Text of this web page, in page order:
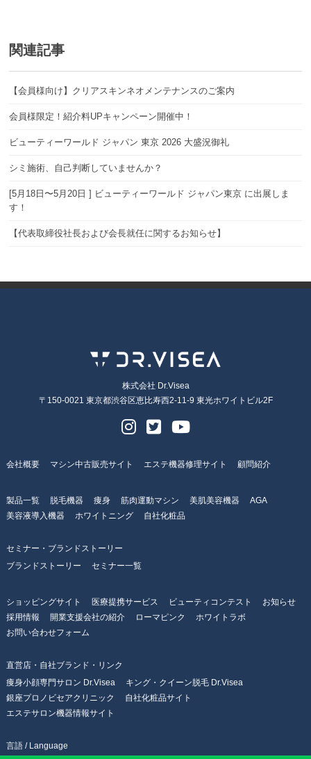
関連記事
【会員様向け】クリアスキンネオメンテナンスのご案内
会員様限定！紹介料UPキャンペーン開催中！
ビューティーワールド ジャパン 東京 2026 大盛況御礼
シミ施術、自己判断していませんか？
[5月18日〜5月20日 ] ビューティーワールド ジャパン東京 に出展しま
す！
【代表取締役社長および会長就任に関するお知らせ】
株式会社 Dr.Visea
〒150-0021 東京都渋谷区恵比寿西2-11-9 東光ホワイトビル2F
会社概要 マシン中古販売サイト エステ機器修理サイト 顧問紹介
製品一覧 脱毛機器 痩身 筋肉運動マシン 美肌美容機器
AGA
美容液導入機器
ホワイトニング 自社化粧品
セミナー・ブランドストーリー
ブランドストーリー
セミナー一覧
ショッピングサイト 医療提携サービス ビューティコンテスト
お知らせ
採用情報
開業支援会社の紹介 ローマピンク
ホワイトラボ
お問い合わせフォーム
直営店・自社ブランド・リンク
痩身小顔専門サロン Dr.Visea
キング・クイーン脱毛 Dr.Visea
銀座プロノビセアクリニック
自社化粧品サイト
エステサロン機器情報サイト
言語 / Language